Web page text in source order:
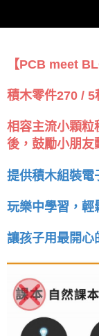
【PCB meet
積木零件270 / 5
相容主流小顆粒
後，鼓勵小朋友
提供積木組裝電
玩樂中學習，輕
讓孩子用最開心